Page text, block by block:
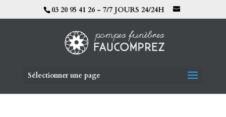
03 20 95 41 26 - 7/7 JOURS 24/24H
Sélectionner une page